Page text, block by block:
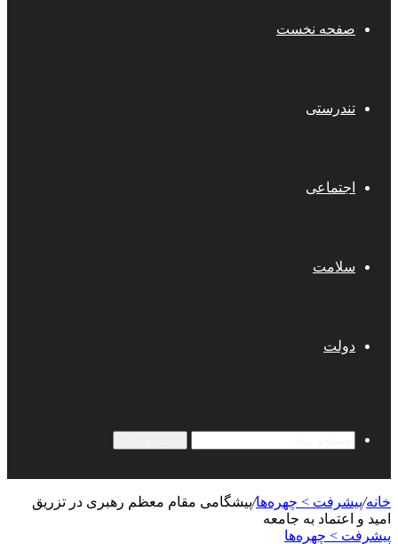
صفحه نخست
تندرستی
اجتماعی
سلامت
دولت
خانه/پیشرفت > چهره‌ها/پیشگامی مقام معظم رهبری در تزریق
امید و اعتماد به جامعه
پیشرفت > چهره‌ها